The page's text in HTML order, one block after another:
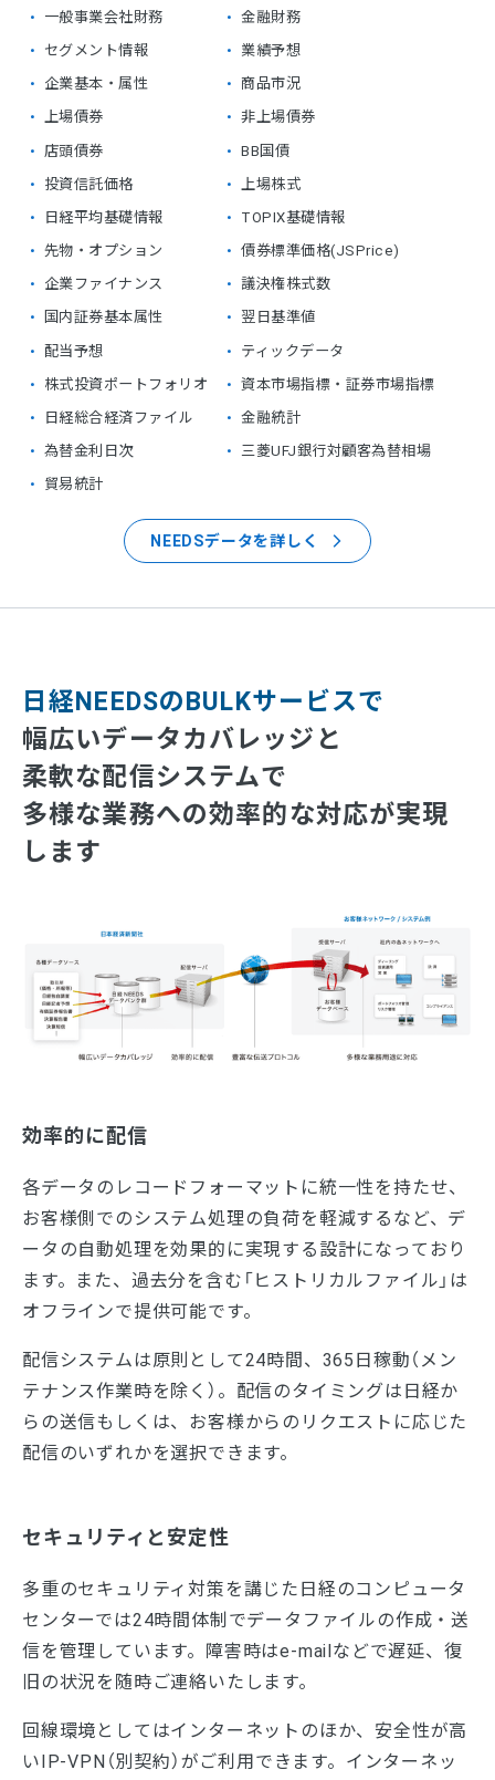
一般事業会社財務 金融財務
セグメント情報 業績予想
企業基本・属性 商品市況
上場債券 非上場債券
店頭債券 BB国債
投資信託価格 上場株式
日経平均基礎情報 TOPIX基礎情報
先物・オプション 債券標準価格(JSPrice)
企業ファイナンス 議決権株式数
国内証券基本属性 翌日基準値
配当予想 ティックデータ
株式投資ポートフォリオ 資本市場指標・証券市場指標
日経総合経済ファイル 金融統計
為替金利日次 三菱UFJ銀行対顧客為替相場
貿易統計
NEEDSデータを詳しく
日経NEEDSのBULKサービスで
幅広いデータカバレッジと
柔軟な配信システムで
多様な業務への効率的な対応が実現
します
効率的に配信
各データのレコードフォーマットに統一性を持たせ、
お客様側でのシステム処理の負荷を軽減するなど、デ
ータの自動処理を効果的に実現する設計になっており
ます。また、過去分を含む「ヒストリカルファイル」は
オフラインで提供可能です。
配信システムは原則として24時間、365日稼動（メン
テナンス作業時を除く）。配信のタイミングは日経か
らの送信もしくは、お客様からのリクエストに応じた
配信のいずれかを選択できます。
セキュリティと安定性
多重のセキュリティ対策を講じた日経のコンピュータ
センターでは24時間体制でデータファイルの作成・送
信を管理しています。障害時はe-mailなどで遅延、復
旧の状況を随時ご連絡いたします。
回線環境としてはインターネットのほか、安全性が高
いIP-VPN（別契約）がご利用できます。インターネッ